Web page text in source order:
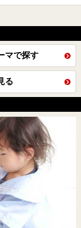
マで探す
る